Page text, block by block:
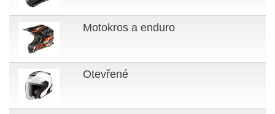
Motokros a enduro
Otevřené